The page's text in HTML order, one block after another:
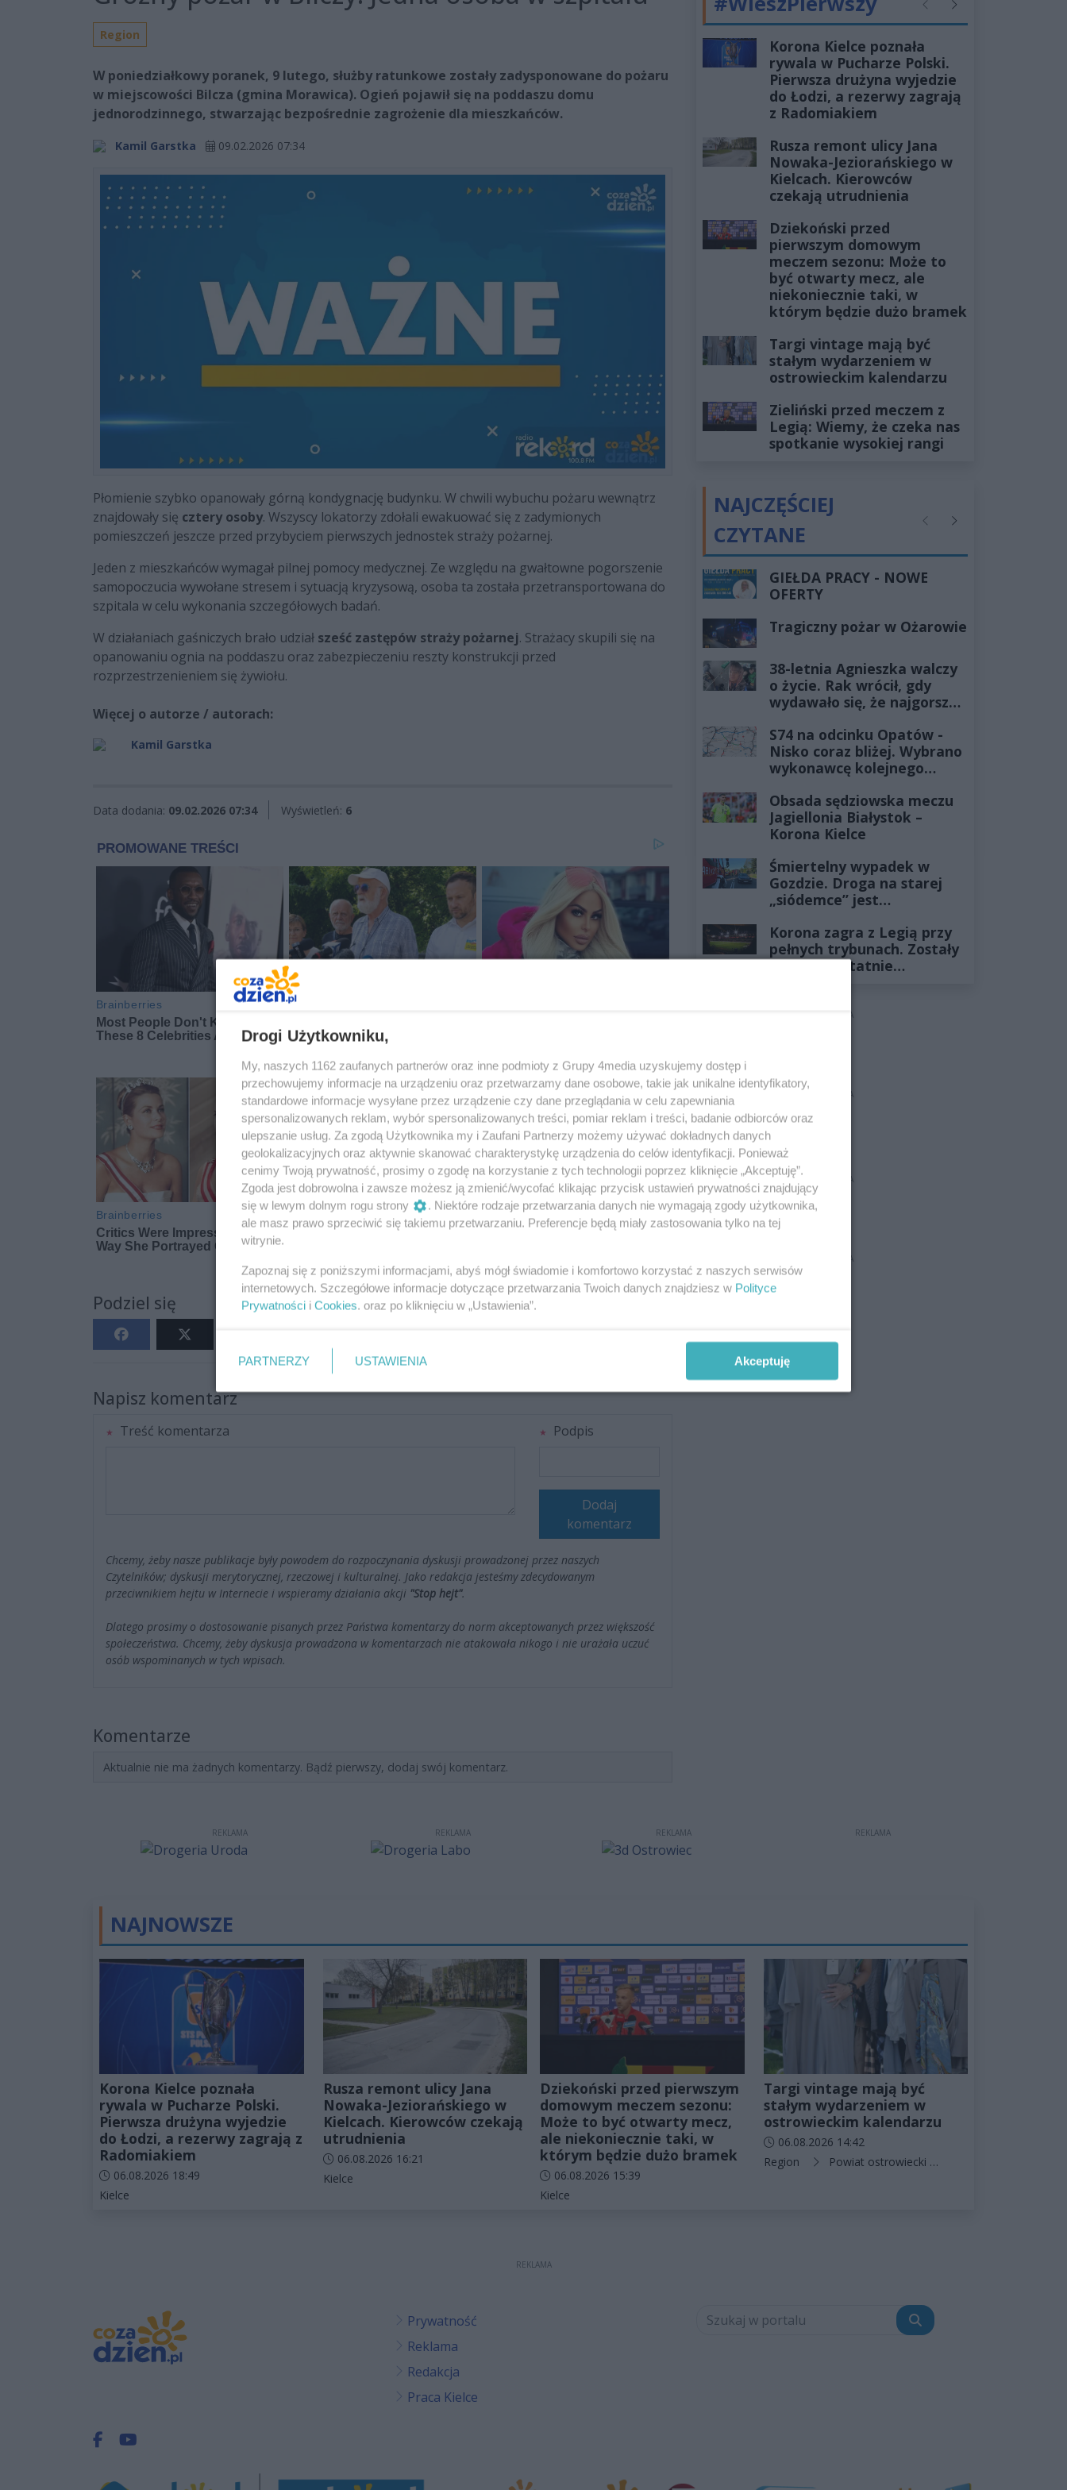
Region
W poniedziałkowy poranek, 9 lutego, służby ratunkowe zostały zadysponowane do pożaru
w miejscowości Bilcza (gmina Morawica). Ogień pojawił się na poddaszu domu
jednorodzinnego, stwarzając bezpośrednie zagrożenie dla mieszkańców.
Kamil Garstka 09.02.2026 07:34
Płomienie szybko opanowały górną kondygnację budynku. W chwili wybuchu pożaru wewnątrz
znajdowały się cztery osoby. Wszyscy lokatorzy zdołali ewakuować się z zadymionych
pomieszczeń jeszcze przed przybyciem pierwszych jednostek straży pożarnej.
Jeden z mieszkańców wymagał pilnej pomocy medycznej. Ze względu na gwałtowne pogorszenie
samopoczucia wywołane stresem i sytuacją kryzysową, osoba ta została przetransportowana do
szpitala w celu wykonania szczegółowych badań.
W działaniach gaśniczych brało udział sześć zastępów straży pożarnej. Strażacy skupili się na
opanowaniu ognia na poddaszu oraz zabezpieczeniu reszty konstrukcji przed
rozprzestrzenieniem się żywiołu.
Więcej o autorze / autorach:
Kamil Garstka
Data dodania: 09.02.2026 07:34 Wyświetleń: 6
Podziel się
Napisz komentarz
Treść komentarza Podpis
Dodaj
komentarz
Chcemy, żeby nasze publikacje były powodem do rozpoczynania dyskusji prowadzonej przez naszych
Czytelników; dyskusji merytorycznej, rzeczowej i kulturalnej. Jako redakcja jesteśmy zdecydowanym
przeciwnikiem hejtu w Internecie i wspieramy działania akcji "Stop hejt".
Dlatego prosimy o dostosowanie pisanych przez Państwa komentarzy do norm akceptowanych przez większość
społeczeństwa. Chcemy, żeby dyskusja prowadzona w komentarzach nie atakowała nikogo i nie urażała uczuć
osób wspominanych w tych wpisach.
Komentarze
Aktualnie nie ma żadnych komentarzy. Bądź pierwszy, dodaj swój komentarz.
PoprzednieNastępne
Korona Kielce poznała
rywala w Pucharze Polski.
Pierwsza drużyna wyjedzie
do Łodzi, a rezerwy zagrają
z Radomiakiem
Rusza remont ulicy Jana
Nowaka-Jeziorańskiego w
Kielcach. Kierowców
czekają utrudnienia
Dziekoński przed
pierwszym domowym
meczem sezonu: Może to
być otwarty mecz, ale
niekoniecznie taki, w
którym będzie dużo bramek
Targi vintage mają być
stałym wydarzeniem w
ostrowieckim kalendarzu
Zieliński przed meczem z
Legią: Wiemy, że czeka nas
spotkanie wysokiej rangi
NAJCZĘŚCIEJ
CZYTANE
PoprzednieNastępne
GIEŁDA PRACY - NOWE
OFERTY
Tragiczny pożar w Ożarowie
38-letnia Agnieszka walczy
o życie. Rak wrócił, gdy
wydawało się, że najgorsze
S74 na odcinku Opatów -
Nisko coraz bliżej. Wybrano
wykonawcę kolejnego
Obsada sędziowska meczu
Jagiellonia Białystok –
Korona Kielce
Śmiertelny wypadek w
Gozdzie. Droga na starej
„siódemce” jest
Korona zagra z Legią przy
pełnych trybunach. Zostały
już tylko ostatnie
REKLAMA
REKLAMA
REKLAMA
REKLAMA
REKLAMA REKLAMA REKLAMA REKLAMA
NAJNOWSZE
Korona Kielce poznała
rywala w Pucharze Polski.
Pierwsza drużyna wyjedzie
do Łodzi, a rezerwy zagrają z
Radomiakiem
Data dodania artykułu:
06.08.2026 18:49
Kategorie artykułu:
Kielce
Rusza remont ulicy Jana
Nowaka-Jeziorańskiego w
Kielcach. Kierowców czekają
utrudnienia
Data dodania artykułu:
06.08.2026 16:21
Kategorie artykułu:
Kielce
Dziekoński przed pierwszym
domowym meczem sezonu:
Może to być otwarty mecz,
ale niekoniecznie taki, w
którym będzie dużo bramek
Data dodania artykułu:
06.08.2026 15:39
Kategorie artykułu:
Kielce
Targi vintage mają być
stałym wydarzeniem w
ostrowieckim kalendarzu
Data dodania artykułu:
06.08.2026 14:42
Kategorie artykułu:
Region Powiat ostrowiecki
REKLAMA
Prywatność
Reklama
Redakcja
Praca Kielce
Szukaj
Facebook.com
Youtube.com
Drogi Użytkowniku,
My, naszych 1162 zaufanych partnerów oraz inne podmioty z Grupy 4media uzyskujemy dostęp i
przechowujemy informacje na urządzeniu oraz przetwarzamy dane osobowe, takie jak unikalne identyfikatory,
standardowe informacje wysyłane przez urządzenie czy dane przeglądania w celu zapewniania
spersonalizowanych reklam, wybór spersonalizowanych treści, pomiar reklam i treści, badanie odbiorców oraz
ulepszanie usług. Za zgodą Użytkownika my i Zaufani Partnerzy możemy używać dokładnych danych
geolokalizacyjnych oraz aktywnie skanować charakterystykę urządzenia do celów identyfikacji. Ponieważ
cenimy Twoją prywatność, prosimy o zgodę na korzystanie z tych technologii poprzez kliknięcie „Akceptuję”.
Zgoda jest dobrowolna i zawsze możesz ją zmienić/wycofać klikając przycisk ustawień prywatności znajdujący
się w lewym dolnym rogu strony
. Niektóre rodzaje przetwarzania danych nie wymagają zgody użytkownika,
ale masz prawo sprzeciwić się takiemu przetwarzaniu. Preferencje będą miały zastosowania tylko na tej
witrynie.
Zapoznaj się z poniższymi informacjami, abyś mógł świadomie i komfortowo korzystać z naszych serwisów
internetowych. Szczegółowe informacje dotyczące przetwarzania Twoich danych znajdziesz w Polityce
Prywatności i Cookies. oraz po kliknięciu w „Ustawienia”.
PARTNERZY USTAWIENIA Akceptuję